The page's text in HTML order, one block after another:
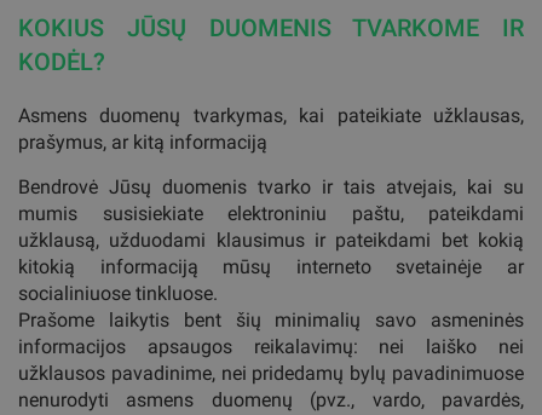
KOKIUS JŪSŲ DUOMENIS TVARKOME IR
KODĖL?
Asmens duomenų tvarkymas, kai pateikiate užklausas,
prašymus, ar kitą informaciją
Bendrovė Jūsų duomenis tvarko ir tais atvejais, kai su
mumis susisiekiate elektroniniu paštu, pateikdami
užklausą, užduodami klausimus ir pateikdami bet kokią
kitokią informaciją mūsų interneto svetainėje ar
socialiniuose tinkluose.
Prašome laikytis bent šių minimalių savo asmeninės
informacijos apsaugos reikalavimų: nei laiško nei
užklausos pavadinime, nei pridedamų bylų pavadinimuose
nenurodyti asmens duomenų (pvz., vardo, pavardės,